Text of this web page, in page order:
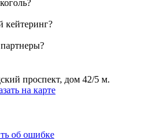
кейтеринг?
проспект, дом 42/5 м.
на карте
об ошибке